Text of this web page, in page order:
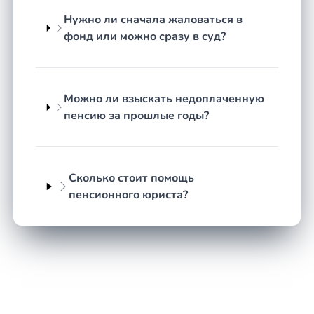
возраста, наличие минимального страхового
стажа и необходимого количества пенсионных
правилам, утверждённым Правительством, а
лицевом счёте застрахованного лица.
Значительная часть споров возникает именно из-
отработанными периодами и данными,
анализирует трудовую книжку, архивные справки
и выписку из лицевого счёта, чтобы выявить
периодов.
Нужно ли сначала жаловаться в
фонд или можно сразу в суд?
Можно ли взыскать недоплаченную
пенсию за прошлые годы?
Сколько стоит помощь
пенсионного юриста?